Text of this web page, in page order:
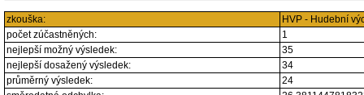
zkouška:
HVP - Hudební
počet zúčastněných:
1
nejlepší možný výsledek:
35
nejlepší dosažený výsledek:
34
průměrný výsledek:
24